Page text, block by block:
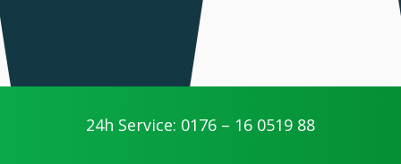
24h Service: 0176 – 16 0519 88